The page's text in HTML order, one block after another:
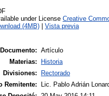
under License Creative
(4MB)
Vista previa
Artículo
Materias:
Historia
Divisiones:
Rectorado
Remitente:
Lic. Pablo Adrián